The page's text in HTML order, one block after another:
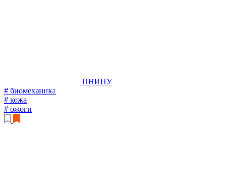
ПНИПУ
# биомеханика
# кожа
# ожоги